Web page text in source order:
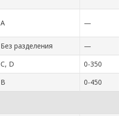
A —
Без разделения —
C, D 0-350
B 0-450